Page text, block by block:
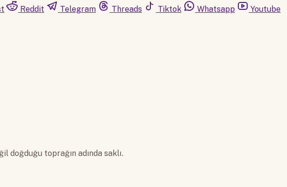
Reddit Telegram Threads Tiktok Whatsapp Youtube
doğduğu toprağın adında saklı.